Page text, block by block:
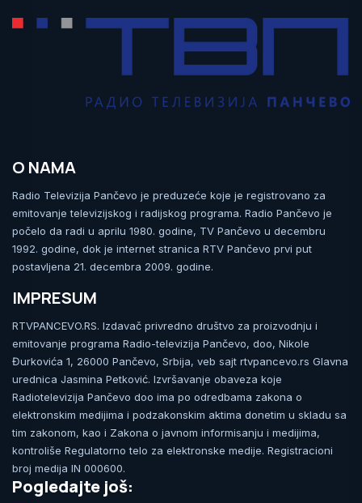
O NAMA
Radio Televizija Pančevo je preduzeće koje je registrovano za
emitovanje televizijskog i radijskog programa. Radio Pančevo je
počelo da radi u aprilu 1980. godine, TV Pančevo u decembru
1992. godine, dok je internet stranica RTV Pančevo prvi put
postavljena 21. decembra 2009. godine.
IMPRESUM
RTVPANCEVO.RS. Izdavač privredno društvo za proizvodnju i
emitovanje programa Radio-televizija Pančevo, doo, Nikole
Đurkovića 1, 26000 Pančevo, Srbija, veb sajt rtvpancevo.rs Glavna
urednica Jasmina Petković. Izvršavanje obaveza koje
Radiotelevizija Pančevo doo ima po odredbama zakona o
elektronskim medijima i podzakonskim aktima donetim u skladu sa
tim zakonom, kao i Zakona o javnom informisanju i medijima,
kontroliše Regulatorno telo za elektronske medije. Registracioni
broj medija IN 000600.
Pogledajte još: